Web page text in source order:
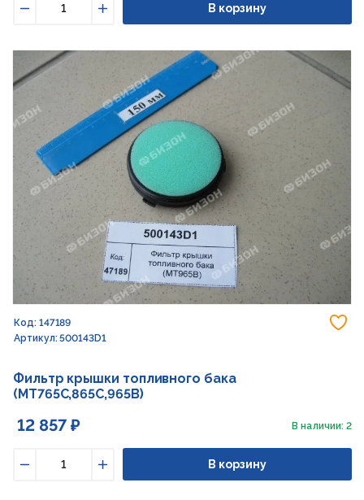
Увеличить
В корзину
Код: 147189
Артикул: 500143D1
Фильтр крышки топливного бака
(MT765С,865С,965B)
12 857 ₽ В наличии: 2
Увеличить
В корзину